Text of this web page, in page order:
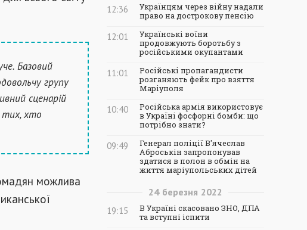
Базовий
групу
сценарій
тих, хто
можлива
12:36
Українцям через війну надали
право на дострокову пенсію
12:01
Українські воїни
продовжують боротьбу з
російськими окупантами
11:01
Російські пропагандисти
розганяють фейк про взяття
Маріуполя
10:40
Російська армія використовує
в Україні фосфорні бомби: що
потрібно знати?
09:49
Генерал поліції В'ячеслав
Аброськін запропонував
здатися в полон в обмін на
життя маріупольських дітей
24 березня 2022
19:15
В Україні скасовано ЗНО, ДПА
та вступні іспити